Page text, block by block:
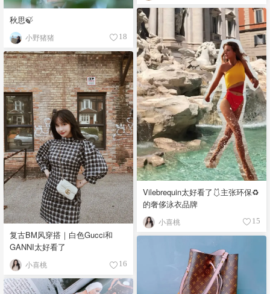
秋思🍃
小野猪猪 18
Vilebrequin太好看了🩱主张环保♻️
的奢侈泳衣品牌
小喜桃 15
复古BM风穿搭｜白色Gucci和
GANNI太好看了
小喜桃 16